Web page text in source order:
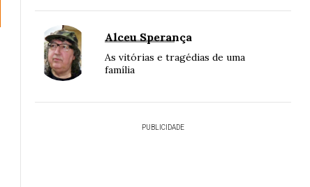
Alceu Sperança
As vitórias e tragédias de uma
família
PUBLICIDADE